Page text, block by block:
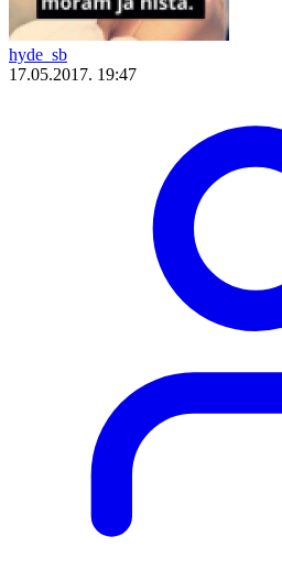
hyde_sb
17.05.2017. 19:47